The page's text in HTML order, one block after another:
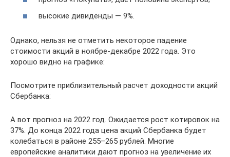
высокие дивиденды — 9%.
Однако, нельзя не отметить некоторое падение
стоимости акций в ноябре-декабре 2022 года. Это
хорошо видно на графике:
Посмотрите приблизительный расчет доходности акций
Сбербанка:
А вот прогноз на 2022 год. Ожидается рост котировок на
37%. До конца 2022 года цена акций Сбербанка будет
колебаться в районе 255–265 рублей. Многие
европейские аналитики дают прогноз на увеличение их